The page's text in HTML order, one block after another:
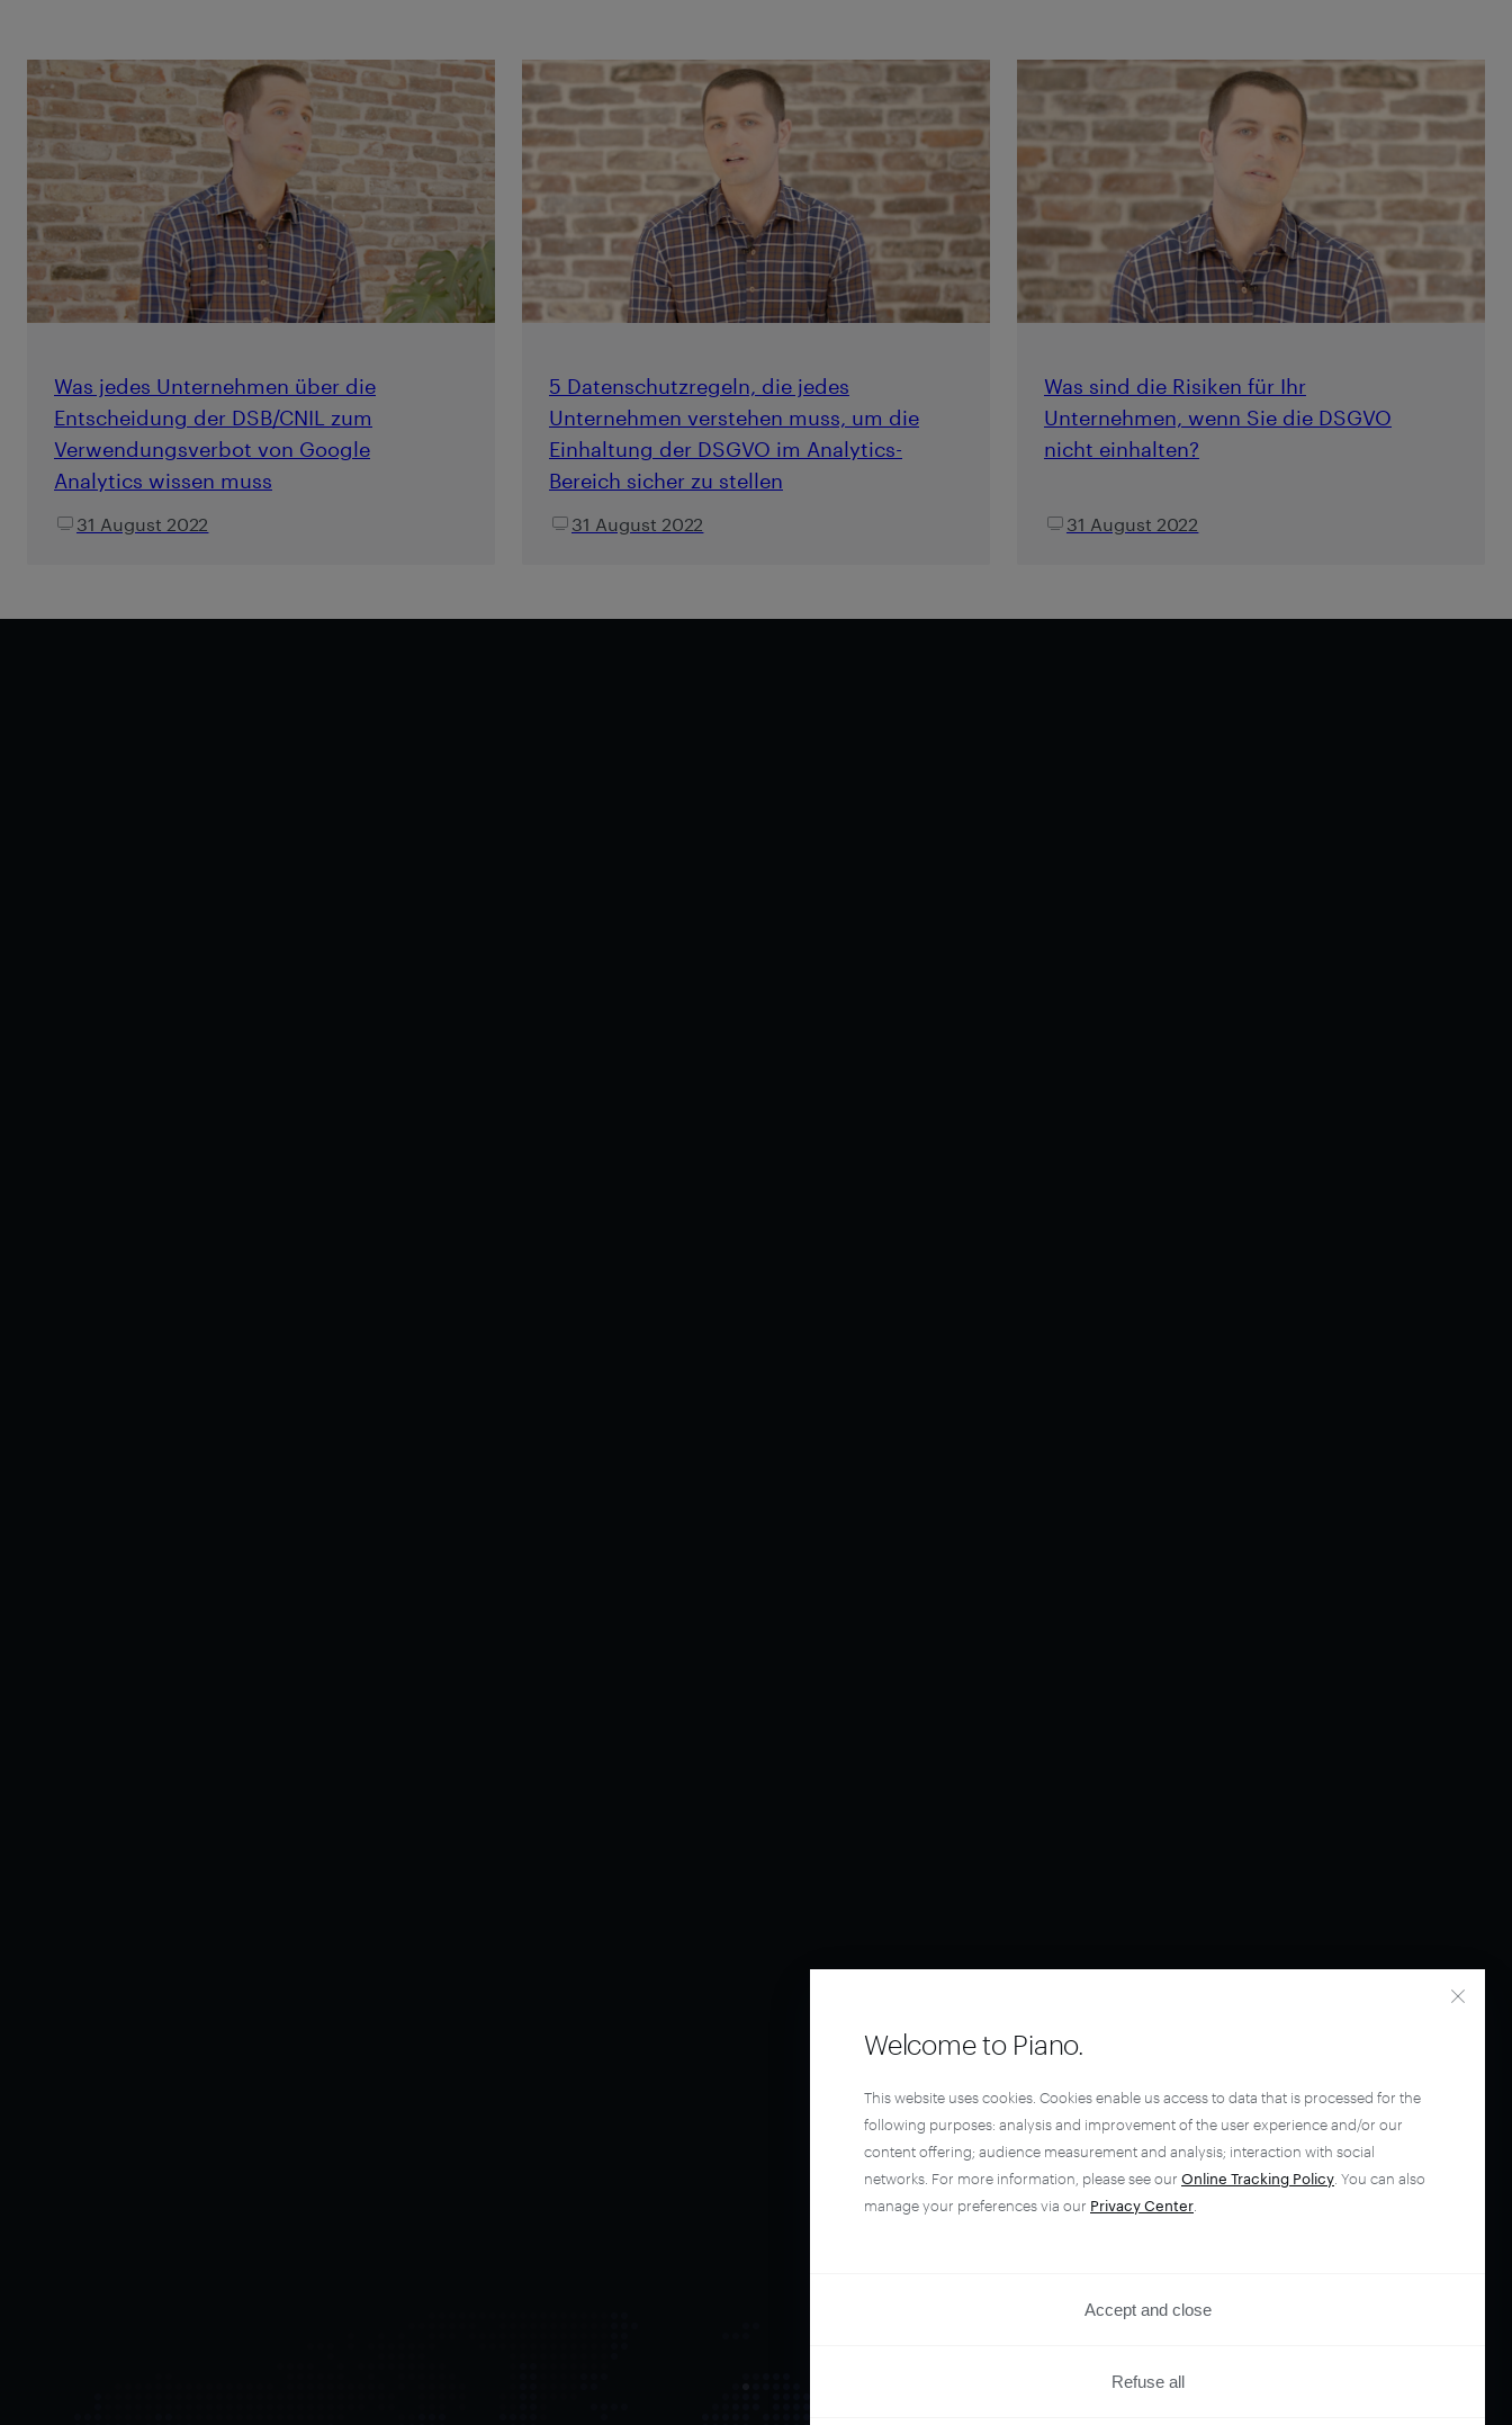
Was jedes Unternehmen über die
Entscheidung der DSB/CNIL zum
Verwendungsverbot von Google
Analytics wissen muss
31 August 2022
5 Datenschutzregeln, die jedes
Unternehmen verstehen muss, um die
Einhaltung der DSGVO im Analytics-
Bereich sicher zu stellen
31 August 2022
Was sind die Risiken für Ihr
Unternehmen, wenn Sie die DSGVO
nicht einhalten?
31 August 2022
Welcome to Piano.
This website uses cookies. Cookies enable us access to data that is processed for the
following purposes: analysis and improvement of the user experience and/or our
content offering; audience measurement and analysis; interaction with social
networks. For more information, please see our Online Tracking Policy . You can also
manage your preferences via our Privacy Center
Accept and close
Refuse all